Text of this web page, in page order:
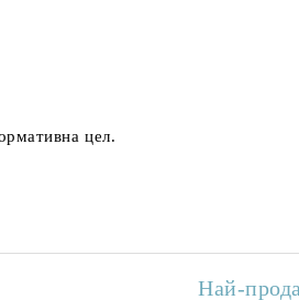
цел.
Най-